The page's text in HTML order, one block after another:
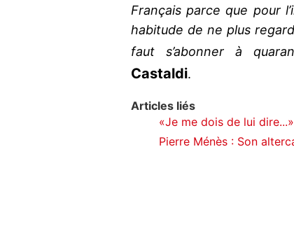
Français parce que pour
habitude de ne plus
faut s’abonner à
Castaldi.
Articles liés
«Je me dois de lui
Pierre Ménès : Son